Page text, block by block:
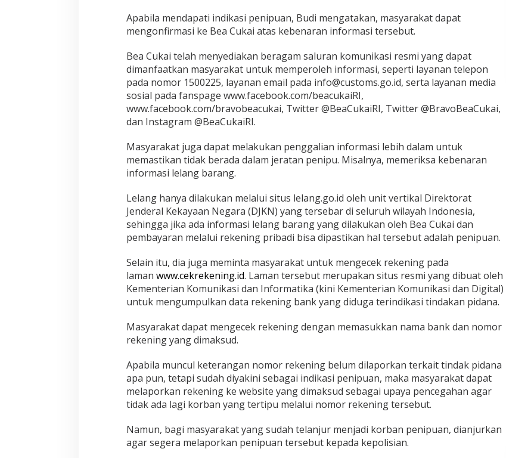
Apabila mendapati indikasi penipuan, Budi mengatakan, masyarakat dapat
mengonfirmasi ke Bea Cukai atas kebenaran informasi tersebut.
Bea Cukai telah menyediakan beragam saluran komunikasi resmi yang dapat
dimanfaatkan masyarakat untuk memperoleh informasi, seperti layanan telepon
pada nomor 1500225, layanan email pada info@customs.go.id, serta layanan media
sosial pada fanspage www.facebook.com/beacukaiRI,
www.facebook.com/bravobeacukai, Twitter @BeaCukaiRI, Twitter @BravoBeaCukai,
dan Instagram @BeaCukaiRI.
Masyarakat juga dapat melakukan penggalian informasi lebih dalam untuk
memastikan tidak berada dalam jeratan penipu. Misalnya, memeriksa kebenaran
informasi lelang barang.
Lelang hanya dilakukan melalui situs lelang.go.id oleh unit vertikal Direktorat
Jenderal Kekayaan Negara (DJKN) yang tersebar di seluruh wilayah Indonesia,
sehingga jika ada informasi lelang barang yang dilakukan oleh Bea Cukai dan
pembayaran melalui rekening pribadi bisa dipastikan hal tersebut adalah penipuan.
Selain itu, dia juga meminta masyarakat untuk mengecek rekening pada
laman www.cekrekening.id. Laman tersebut merupakan situs resmi yang dibuat oleh
Kementerian Komunikasi dan Informatika (kini Kementerian Komunikasi dan Digital)
untuk mengumpulkan data rekening bank yang diduga terindikasi tindakan pidana.
Masyarakat dapat mengecek rekening dengan memasukkan nama bank dan nomor
rekening yang dimaksud.
Apabila muncul keterangan nomor rekening belum dilaporkan terkait tindak pidana
apa pun, tetapi sudah diyakini sebagai indikasi penipuan, maka masyarakat dapat
melaporkan rekening ke website yang dimaksud sebagai upaya pencegahan agar
tidak ada lagi korban yang tertipu melalui nomor rekening tersebut.
Namun, bagi masyarakat yang sudah telanjur menjadi korban penipuan, dianjurkan
agar segera melaporkan penipuan tersebut kepada kepolisian.